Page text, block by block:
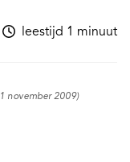
leestijd 1 minuut
november 2009)